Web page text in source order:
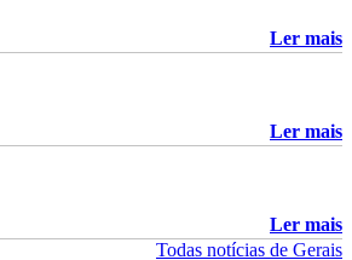
Ler mais
Ler mais
Ler mais
Todas notícias de Gerais